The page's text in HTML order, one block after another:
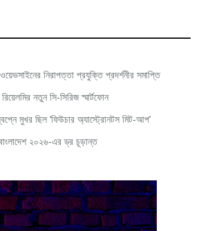
নতুন সি-সিরিজ স্মার্টফোন
মুখর ছিল ‘ফিউচার অ্যাস্ট্রোনটস মিট-আপ’
২০২৬-এর ড্র চূড়ান্ত